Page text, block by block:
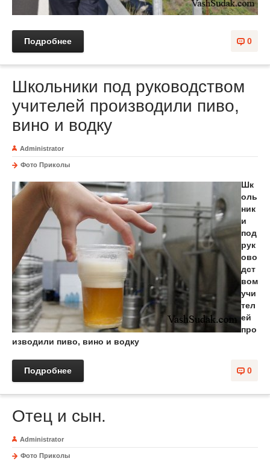
0
Подробнее
Школьники под руководством
учителей производили пиво,
вино и водку
Administrator
Фото Приколы
Шк
оль
ник
и
под
рук
ово
дст
вом
учи
тел
ей
про
изводили пиво, вино и водку
0
Подробнее
Отец и сын.
Administrator
Фото Приколы